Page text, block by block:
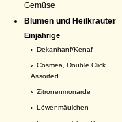
Gemüse
Blumen und Heilkräuter
Einjährige
› Dekanhanf/Kenaf
› Cosmea, Double Click
Assorted
› Zitronenmonarde
› Löwenmäulchen